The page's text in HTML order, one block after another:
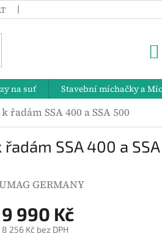
na suť Stavební míchačky a
SSA 400 a SSA 500
SSA 400 a
GERMANY
9 990 Kč
8 256 Kč bez DPH